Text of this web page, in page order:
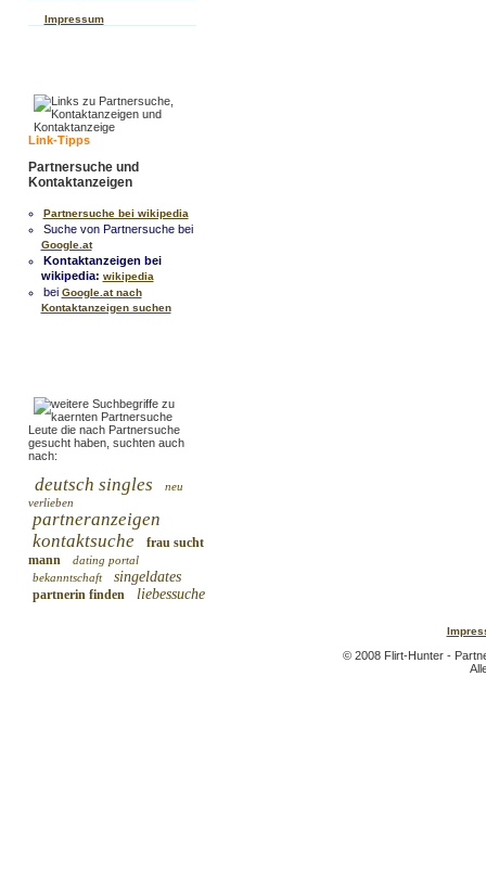
Impressum
Link-Tipps
Partnersuche und
Kontaktanzeigen
Partnersuche bei wikipedia
Suche von Partnersuche bei
Google.at
Kontaktanzeigen bei
wikipedia: wikipedia
bei Google.at nach
Kontaktanzeigen suchen
Leute die nach Partnersuche
gesucht haben, suchten auch
nach:
deutsch singles
neu
verlieben
partneranzeigen
kontaktsuche
frau sucht
mann
dating portal
bekanntschaft
singeldates
partnerin finden liebessuche
© 2008 Flirt-Hunter -